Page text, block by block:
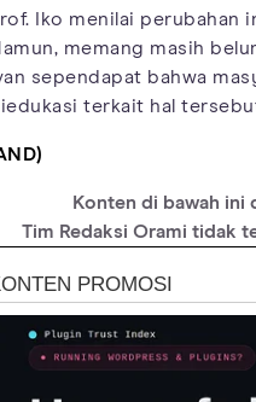
Iko menilai perubahan
memang masih
sependapat bahwa
terkait hal
Konten di bawah ini
Tim Redaksi Orami tidak